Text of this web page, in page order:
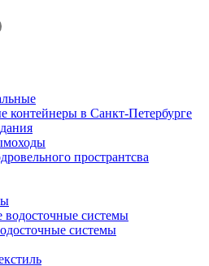
контейнеры в Санкт-Петербурге
пространтсва
водосточные системы
системы